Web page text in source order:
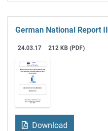
German National Report II
24.03.17 212 KB (PDF)
Download